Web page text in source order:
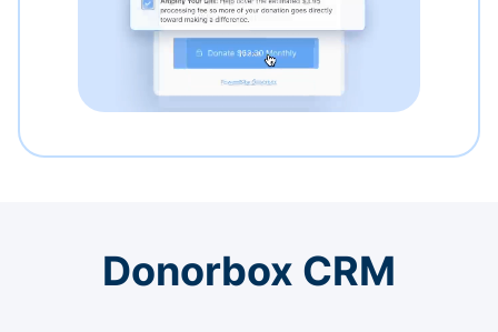
Donorbox CRM